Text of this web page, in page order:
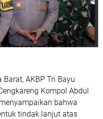
AKBP Tri Bayu
Kompol Abdul
bahwa
tindak lanjut atas